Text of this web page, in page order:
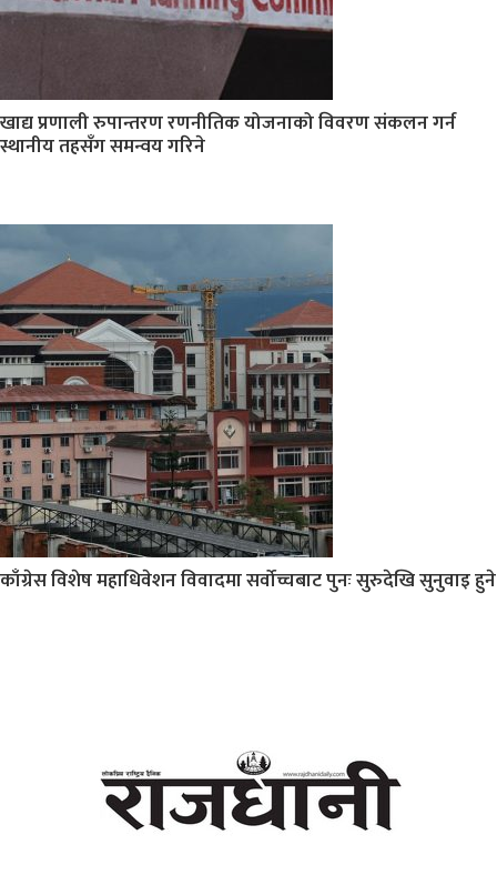
खाद्य प्रणाली रुपान्तरण रणनीतिक योजनाको विवरण संकलन गर्न
स्थानीय तहसँग समन्वय गरिने
काँग्रेस विशेष महाधिवेशन विवादमा सर्वोच्चबाट पुनः सुरुदेखि सुनुवाइ हुने